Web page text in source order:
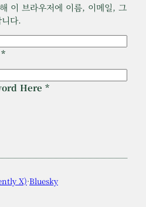
이 브라우저에 이름, 이메일, 그
다.
Here *
X)·Bluesky